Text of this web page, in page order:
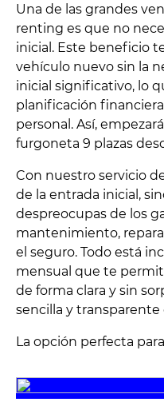
Una de las grandes
renting es que no
inicial. Este beneficio
vehículo nuevo sin la
inicial significativo, lo
planificación
personal. Así,
furgoneta 9 plazas
Con nuestro servicio
de la entrada inicial,
despreocupas de los
mantenimiento,
el seguro. Todo está
mensual que te
de forma clara y sin
sencilla y
La opción perfecta